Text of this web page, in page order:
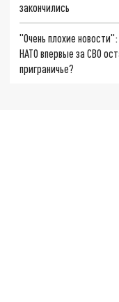
закончились
"Очень плохие
НАТО впервые за СВО
приграничье?